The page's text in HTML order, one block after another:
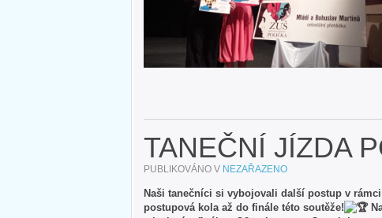
TANEČNÍ JÍZDA
PUBLIKOVÁNO V NEZAŘAZENO
Naši tanečníci si vybojovali další postup v
postupová kola až do finále této soutěže!